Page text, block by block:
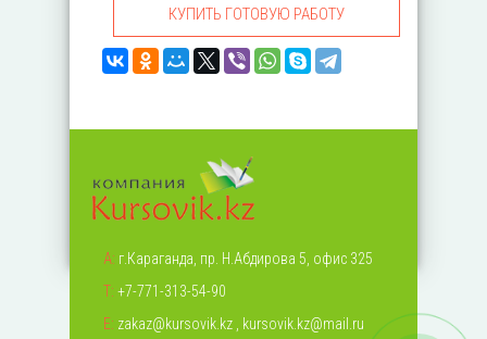
КУПИТЬ ГОТОВУЮ РАБОТУ
А: г.Караганда, пр. Н.Абдирова 5, офис 325
Т: +7-771-313-54-90
Е: zakaz@kursovik.kz kursovik.kz@mail.ru